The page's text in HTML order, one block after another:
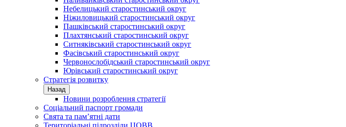
Небелицький старостинський округ
Ніжиловицький старостинський округ
Пашківський старостинський округ
Плахтянський старостинський округ
Ситняківський старостинський округ
Фасівський старостинський округ
Червонослобідський старостинський округ
Юрівський старостинський округ
Стратегія розвитку
Назад
Новини розроблення стратегії
Соціальний паспорт громади
Свята та пам’ятні дати
Територіальні підрозділи ЦОВВ